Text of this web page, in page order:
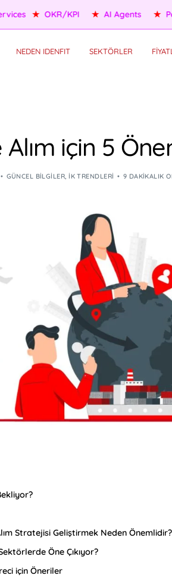
★ People Services Self
NEDEN IDENFIT SEKTÖRLER
Alım için 5
GÜNCEL BILGILER, İK TRENDLERI 9 DAKIKALIK
Stratejisi Geliştirmek Neden Önemlidir?
Öne Çıkıyor?
için Öneriler